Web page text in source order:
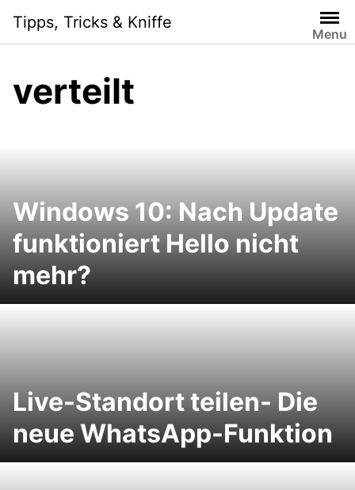
content
Tipps, Tricks & Kniffe
Menu
verteilt
Windows 10: Nach Update
funktioniert Hello nicht
mehr?
Live-Standort teilen- Die
neue WhatsApp-Funktion